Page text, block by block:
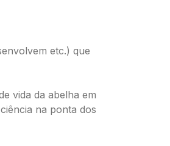
etc.) que
vida da abelha em
na ponta dos